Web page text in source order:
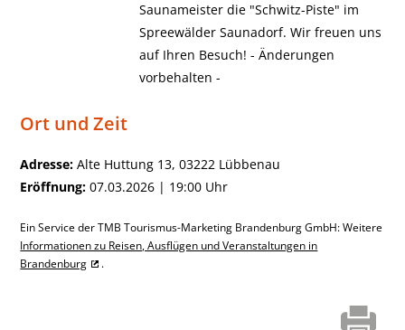
Saunameister die "Schwitz-Piste" im
Spreewälder Saunadorf. Wir freuen uns
auf Ihren Besuch! - Änderungen
vorbehalten -
Ort und Zeit
Adresse: Alte Huttung 13, 03222 Lübbenau
Eröffnung: 07.03.2026 | 19:00 Uhr
Ein Service der TMB Tourismus-Marketing Brandenburg GmbH: Weitere
Informationen zu Reisen, Ausflügen und Veranstaltungen in
Brandenburg
.